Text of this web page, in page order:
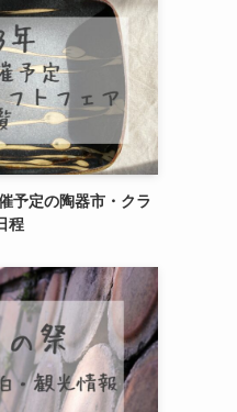
予定の陶器市・クラ
程